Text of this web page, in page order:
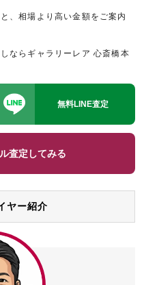
、相場より高い金額をご案内
ならギャラリーレア 心斎橋本
無料LINE査定
査定してみる
ヤー紹介